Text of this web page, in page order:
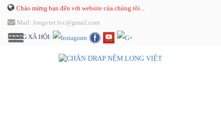
Chào mừng bạn đến với website của chúng tôi...
Mail: longviet.lvc@gmail.com
MẠNG XÃ HỘI: